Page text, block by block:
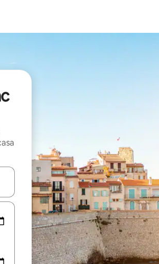
os usando as seta para cima e para baixo